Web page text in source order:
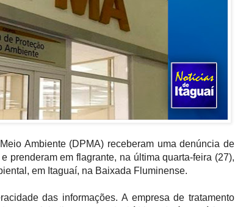
Ambiente (DPMA) receberam uma denúncia de
prenderam em flagrante, na última quarta-feira (27),
em Itaguaí, na Baixada Fluminense.
das informações. A empresa de tratamento